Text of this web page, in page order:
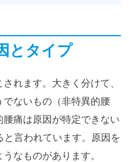
とタイプ
れます。大きく分けて、
ないもの（非特異的腰
痛は原因が特定できない
言われています。原因を
なものがあります。